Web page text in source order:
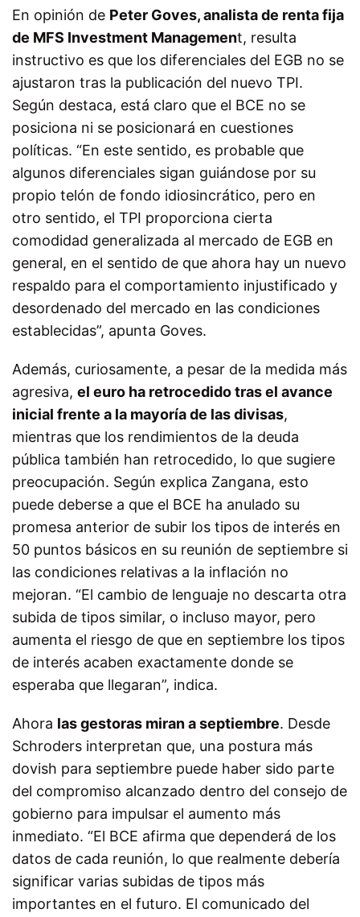
En opinión de Peter Goves, analista de renta fija
de MFS Investment Management, resulta
instructivo es que los diferenciales del EGB no se
ajustaron tras la publicación del nuevo TPI.
Según destaca, está claro que el BCE no se
posiciona ni se posicionará en cuestiones
políticas. “En este sentido, es probable que
algunos diferenciales sigan guiándose por su
propio telón de fondo idiosincrático, pero en
otro sentido, el TPI proporciona cierta
comodidad generalizada al mercado de EGB en
general, en el sentido de que ahora hay un nuevo
respaldo para el comportamiento injustificado y
desordenado del mercado en las condiciones
establecidas”, apunta Goves.
Además, curiosamente, a pesar de la medida más
agresiva, el euro ha retrocedido tras el avance
inicial frente a la mayoría de las divisas,
mientras que los rendimientos de la deuda
pública también han retrocedido, lo que sugiere
preocupación. Según explica Zangana, esto
puede deberse a que el BCE ha anulado su
promesa anterior de subir los tipos de interés en
50 puntos básicos en su reunión de septiembre si
las condiciones relativas a la inflación no
mejoran. “El cambio de lenguaje no descarta otra
subida de tipos similar, o incluso mayor, pero
aumenta el riesgo de que en septiembre los tipos
de interés acaben exactamente donde se
esperaba que llegaran”, indica.
Ahora las gestoras miran a septiembre. Desde
Schroders interpretan que, una postura más
dovish para septiembre puede haber sido parte
del compromiso alcanzado dentro del consejo de
gobierno para impulsar el aumento más
inmediato. “El BCE afirma que dependerá de los
datos de cada reunión, lo que realmente debería
significar varias subidas de tipos más
importantes en el futuro. El comunicado del